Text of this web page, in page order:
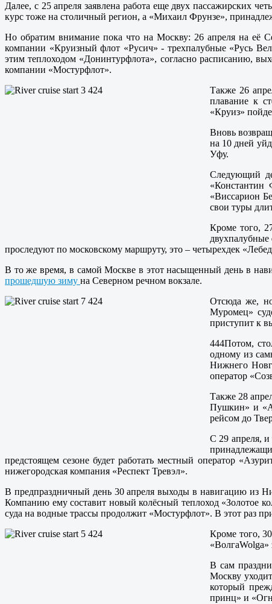
Далее, с 25 апреля заявлена работа еще двух пассажирских
курс тоже на столичный регион, а «Михаил Фрунзе»,
Но обратим внимание пока что на Москву: 26 апреля на её
компании «Круизный флот «Русич» - трехпалубные «Русь
этим теплоходом «Донинтурфлота», согласно расписанию,
компании «Мостурфлот».
Также 26
плавание к
«Круиз»
Вновь
на 10 дней
Уфу.
Следующий
«Константин
«Виссарион
свои туры
Кроме того,
проследуют по московскому маршруту, это – четырехдек
В то же время, в самой Москве в этот насыщенный день в
прошедшую зиму на Северном речном вокзале.
Отсюда же,
Муромец»
приступит к
444Потом,
одному из
Нижнего
оператор
Также 28
Пушкин» и
рейсом до
С 29 апреля,
предстоящем сезоне будет работать местный оператор
нижегородская компания «Респект Тревэл».
В предпраздничный день 30 апреля выходы в навигацию из
Компанию ему составит новый колёсный теплоход «Золотое
суда на водные трассы продолжит «Мостурфлот». В этот раз
Кроме того,
«ВолгаWolga»
В сам
Москву
который
принц» и